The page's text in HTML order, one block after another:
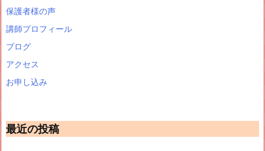
保護者様の声
講師プロフィール
ブログ
アクセス
お申し込み
最近の投稿